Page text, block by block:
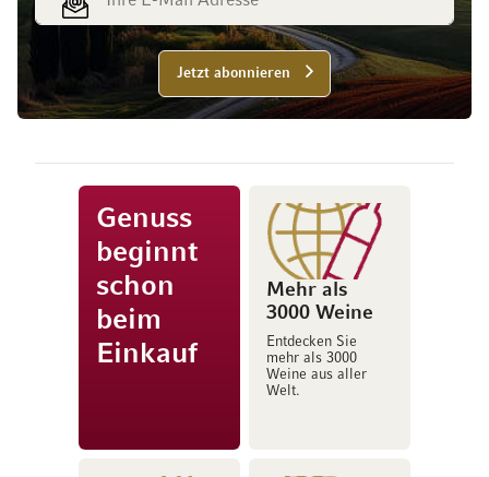
Jetzt abonnieren
Genuss
beginnt
schon
beim
Einkauf
Mehr als
3000 Weine
Entdecken Sie
mehr als 3000
Weine aus aller
Welt.